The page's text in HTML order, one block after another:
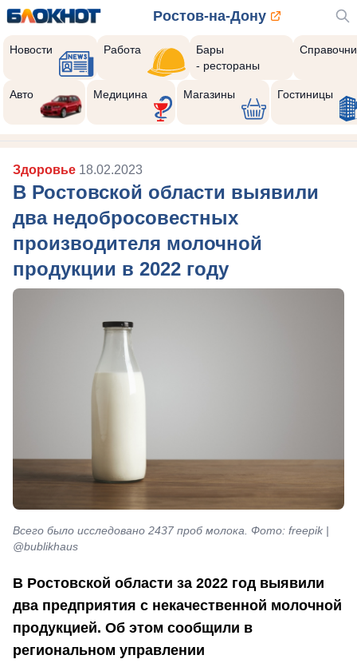
Ростов-на-Дону
Новости Работа
Бары
- рестораны
Авто Медицина Магазины Гостиницы
Здоровье 18.02.2023
В Ростовской области выявили
два недобросовестных
производителя молочной
продукции в 2022 году
Всего было исследовано 2437 проб молока. Фото: freepik |
@bublikhaus
В Ростовской области за 2022 год выявили
два предприятия с некачественной молочной
продукцией. Об этом сообщили в
региональном управлении